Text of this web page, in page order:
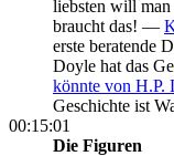
liebsten will
braucht das! —
erste beratende
Doyle hat das
könnte von H.P.
Geschichte ist
00:15:01
Die Figuren